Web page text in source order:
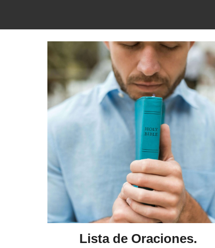
Lista de Oraciones.